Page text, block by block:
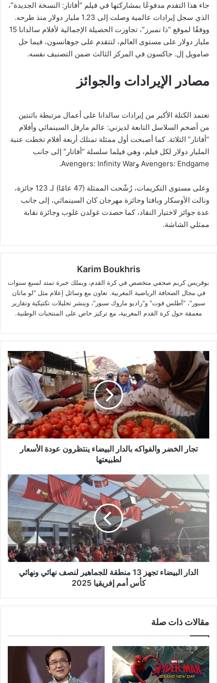
جاء هذا التقدم مدفوعًا بمشاركتها في فيلم “أفاتار: النسخة الجديدة”،
الذي سجل إيرادات عالمية وصلت إلى 1.23 مليار دولار منذ طرحه.
ووفقًا لموقع “ذا نمبرز”، تجاوزت الحصيلة الإجمالية لأفلام سالدانا 15
مليار دولار على مستوى العالم، لتتقدم على جوهانسون، فيما حل
صامويل إل. جاكسون في المركز الثالث ضمن التصنيف نفسه.
مصادر الإيرادات والجوائز
تعتمد الكتلة الأكبر من إيرادات سالدانا على أعمال مرتبطة باثنتين
من أضخم السلاسل التابعة لديزني: عالم مارفل السينمائي وأفلام
“أفاتار” الثلاثة. كما أصبحت أول ممثلة تمتلك أربعة أفلام تخطت عتبة
المليار دولار لكل فيلم، وهي فيلما سلسلة “أفاتار” إلى جانب
Avengers: Endgame وAvengers: Infinity War.
وعلى مستوى التكريمات، رُشّحت الممثلة (47 عامًا) لـ 123 جائزة،
ونالت الأوسكار وبافتا وجائزة مهرجان كان السينمائي، إلى جانب
عدة جوائز لاختيار النقاد، كما حصدت غولدن غلوب وجائزة نقابة
ممثلي الشاشة.
Karim Boukhris
بوقريس كريم صحفي متخصص في كرة القدم، ويملك خبرة تمتد لسبع سنوات
في مجال الصحافة الرياضية المغربية. تعاون مع وسائل إعلام مثل "لو ماتان
سبور"، "أطلس فوت" و"راديو ماروك سبور"، وينشر تحليلات تكتيكية وتقارير
معمقة حول كرة القدم المغربية، مع تركيز خاص على المنتخبات الوطنية.
تجار
الخضر
والفواكه
بالدار
ينتظرون
لطبيعتها
تجار الخضر والفواكه بالدار البيضاء ينتظرون عودة الأسعار
لطبيعتها
الدار
البيضاء
تجهز
13
للجماهير
لنصف
نهائي
ونهائي
كأس
الدار البيضاء تجهز 13 منطقة للجماهير لنصف نهائي ونهائي
كأس أمم إفريقيا 2025
مقالات ذات صلة